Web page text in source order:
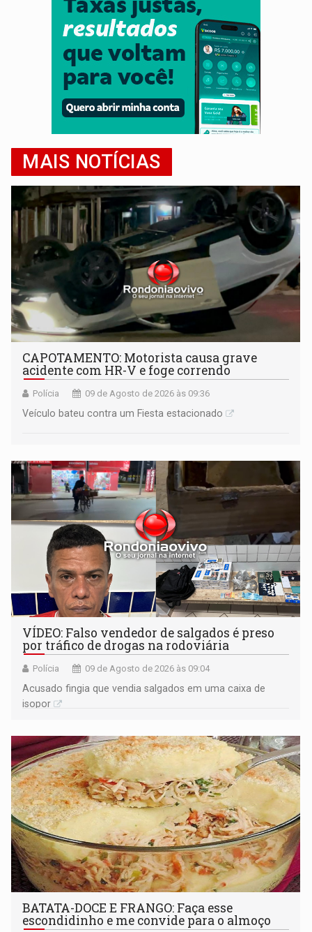
MAIS NOTÍCIAS
CAPOTAMENTO: Motorista causa grave
acidente com HR-V e foge correndo
Polícia 09 de Agosto de 2026 às 09:36
Veículo bateu contra um Fiesta estacionado
VÍDEO: Falso vendedor de salgados é preso
por tráfico de drogas na rodoviária
Polícia 09 de Agosto de 2026 às 09:04
Acusado fingia que vendia salgados em uma caixa de
isopor
BATATA-DOCE E FRANGO: Faça esse
escondidinho e me convide para o almoço